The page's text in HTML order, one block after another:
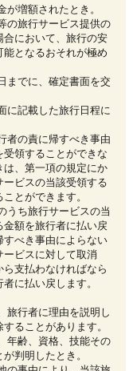
増額されたとき。
の旅行サービス提供の
において、旅行の安
となるおそれが極め
までに、確定書面を交
に記載した旅行日程に
者の責に帰すべき事由
領することができな
、第一項の規定にか
ビスの当該受領する
とができます。
うち旅行サービスの当
額を旅行者に払い戻
べき事由によらない
ビスに対して取消
支払わなければなら
に払い戻します。
旅行者に理由を説明し
ることがあります。
年齢、資格、技能その
判明したとき。